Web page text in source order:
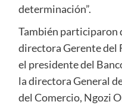
determinación”.
También participaron
directora Gerente del
el presidente del
la directora General
del Comercio, Ngozi